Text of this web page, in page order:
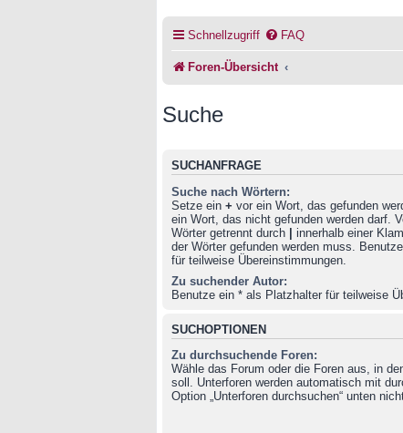
Schnellzugriff FAQ
Foren-Übersicht
Suche
SUCHANFRAGE
Suche nach Wörtern:
Setze ein + vor ein Wort, das gefunden
ein Wort, das nicht gefunden werden darf.
Wörter getrennt durch
innerhalb einer
der Wörter gefunden werden muss.
für teilweise Übereinstimmungen.
Zu suchender Autor:
Benutze ein * als Platzhalter für teilweise
SUCHOPTIONEN
Zu durchsuchende Foren:
Wähle das Forum oder die Foren aus, in
soll. Unterforen werden automatisch mit
Option „Unterforen durchsuchen“ unten